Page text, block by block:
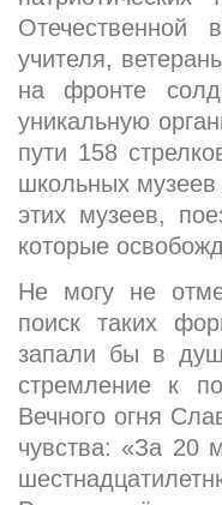
учителя,
на фронте
уникальную
пути 158
школьных музеев
этих музеев,
которые
Не могу не
поиск таких
запали бы в
стремление к
Вечного огня
чувства: «За 20